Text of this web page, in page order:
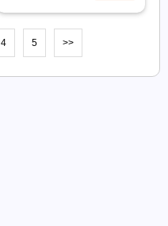
4 5 >>